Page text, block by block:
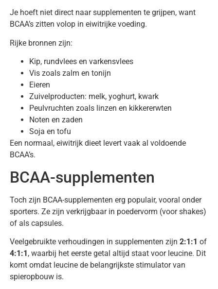
Je hoeft niet direct naar supplementen te grijpen, want
BCAA’s zitten volop in eiwitrijke voeding.
Rijke bronnen zijn:
Kip, rundvlees en varkensvlees
Vis zoals zalm en tonijn
Eieren
Zuivelproducten: melk, yoghurt, kwark
Peulvruchten zoals linzen en kikkererwten
Noten en zaden
Soja en tofu
Een normaal, eiwitrijk dieet levert vaak al voldoende
BCAA’s.
BCAA-supplementen
Toch zijn BCAA-supplementen erg populair, vooral onder
sporters. Ze zijn verkrijgbaar in poedervorm (voor shakes)
of als capsules.
Veelgebruikte verhoudingen in supplementen zijn 2:1:1 of
4:1:1, waarbij het eerste getal altijd staat voor leucine. Dit
komt omdat leucine de belangrijkste stimulator van
spieropbouw is.